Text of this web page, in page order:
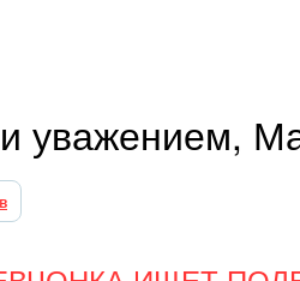
уважением,